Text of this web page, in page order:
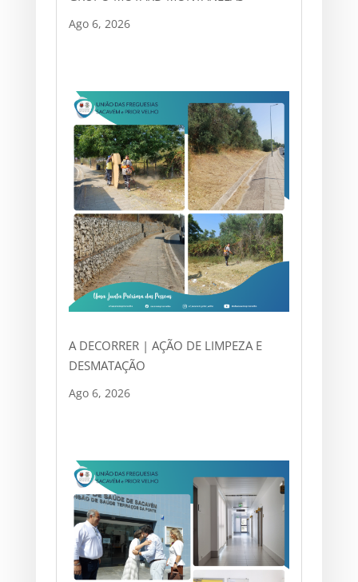
Ago 6, 2026
A DECORRER | AÇÃO DE LIMPEZA E
DESMATAÇÃO
Ago 6, 2026